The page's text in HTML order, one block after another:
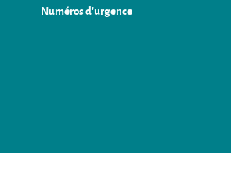
Numéros d'urgence